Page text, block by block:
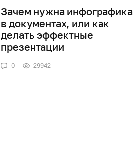
Зачем нужна инфографика
в документах, или как
делать эффектные
презентации
0 29942